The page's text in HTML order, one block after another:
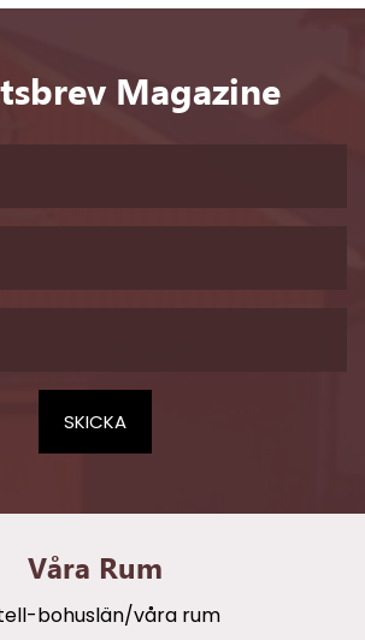
Våra Rum
bohuslän/våra rum
Magazine